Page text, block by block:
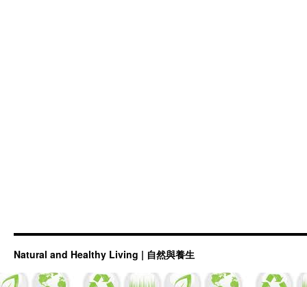
Natural and Healthy Living | 自然與養生